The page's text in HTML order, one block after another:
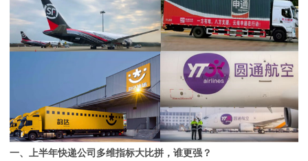
一、上半年快递公司多维指标大比拼，谁更强？